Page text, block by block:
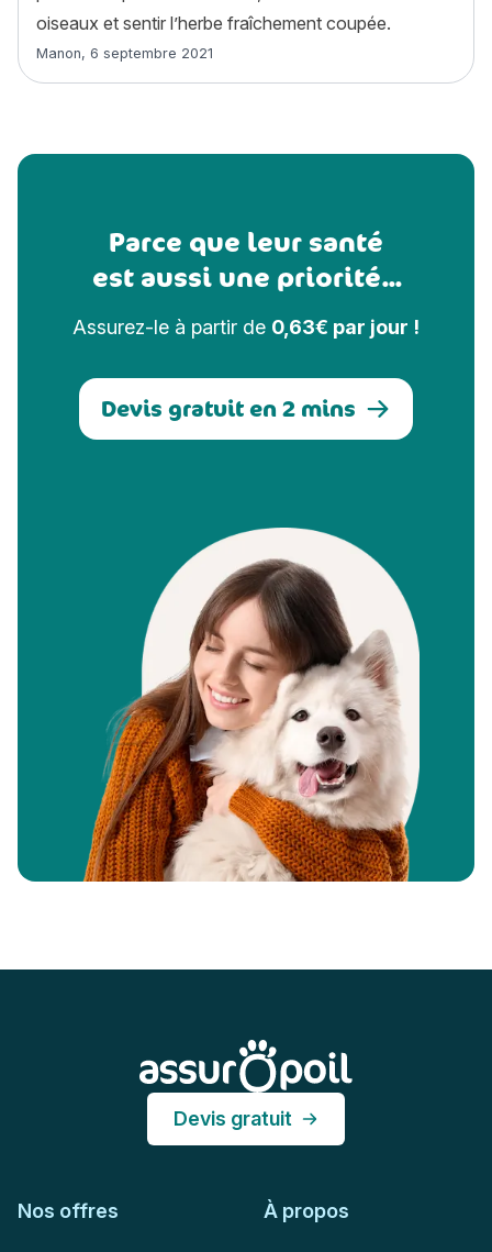
oiseaux et sentir l’herbe fraîchement coupée.
Article rédigé par
Manon, 6 septembre 2021
Parce que leur santé
est aussi une priorité...
Assurez-le à partir de 0,63€ par jour !
Devis gratuit en 2 mins
Devis gratuit
Nos offres À propos